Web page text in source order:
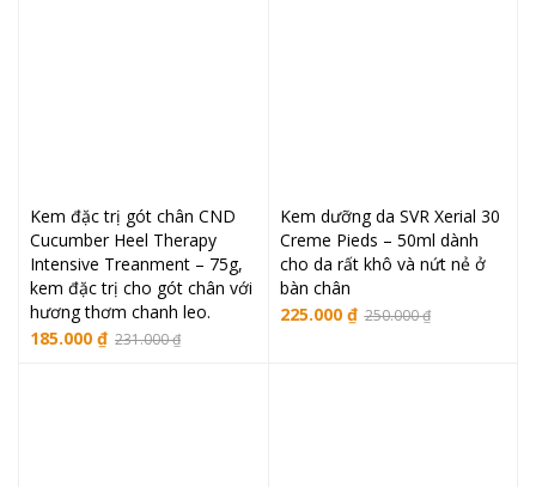
Kem đặc trị gót chân CND
Cucumber Heel Therapy
Intensive Treanment – 75g,
kem đặc trị cho gót chân với
hương thơm chanh leo.
231.000₫
Giá
185.000 ₫
Giá
Kem dưỡng da SVR Xerial 30
Creme Pieds – 50ml dành
cho da rất khô và nứt nẻ ở
bàn chân
250.000₫
Giá
225.000 ₫
Giá